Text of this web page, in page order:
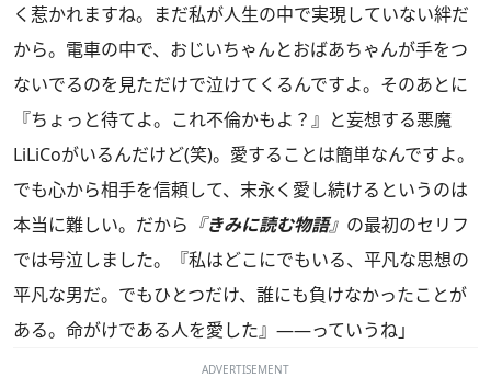
く惹かれますね。まだ私が人生の中で実現していない絆だ
から。電車の中で、おじいちゃんとおばあちゃんが手をつ
ないでるのを見ただけで泣けてくるんですよ。そのあとに
『ちょっと待てよ。これ不倫かもよ？』と妄想する悪魔
LiLiCoがいるんだけど(笑)。愛することは簡単なんですよ。
でも心から相手を信頼して、末永く愛し続けるというのは
本当に難しい。だから 『きみに読む物語』 の最初のセリフ
では号泣しました。『私はどこにでもいる、平凡な思想の
平凡な男だ。でもひとつだけ、誰にも負けなかったことが
ある。命がけである人を愛した』――っていうね」
ADVERTISEMENT